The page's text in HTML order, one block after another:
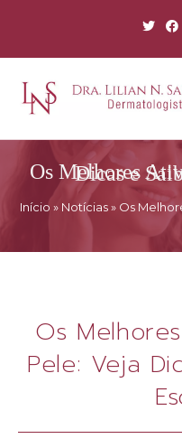
Os Melhores Ativos para
Início » Notícias» Os
Os
Pele: Veja